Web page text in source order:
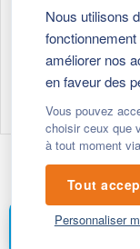
Nous utilisons
améliorer nos
en faveur des
Vous pouvez
choisir ceux que
à tout moment
Tout
Personnaliser
69647 Caluire et
+ 33 (0)4 72 27